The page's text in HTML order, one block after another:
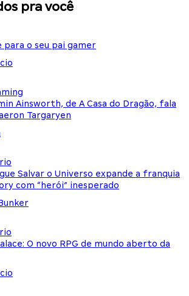
pra você
para o seu pai gamer
Ainsworth, de A Casa do Dragão, fala
Targaryen
Salvar o Universo expande a franquia
com “herói” inesperado
O novo RPG de mundo aberto da